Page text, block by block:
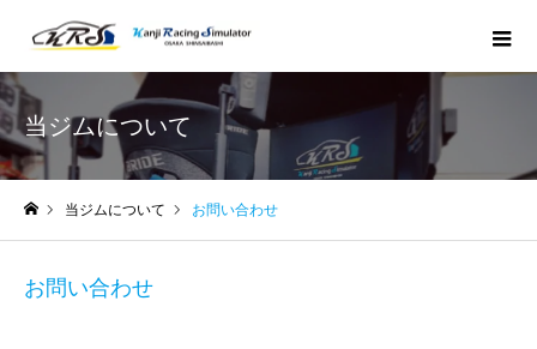
当ジムについて
当ジムについて お問い合わせ
お問い合わせ